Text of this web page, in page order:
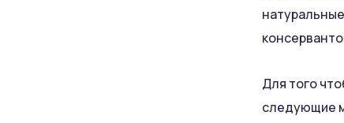
Для того
следующие